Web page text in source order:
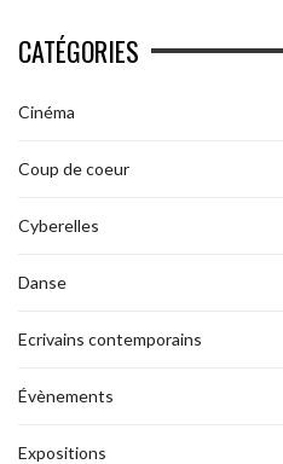
CATÉGORIES
Cinéma
Coup de coeur
Cyberelles
Danse
Ecrivains contemporains
Évènements
Expositions